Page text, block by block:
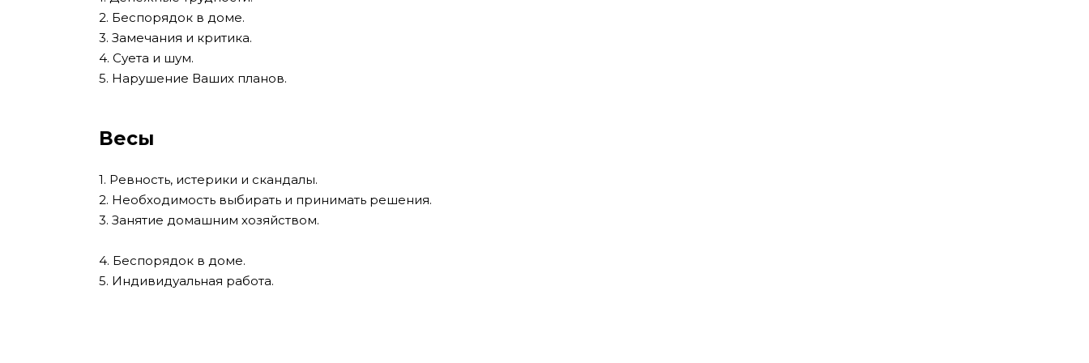
2. Беспорядок в доме.
3. Замечания и критика.
4. Суета и шум.
5. Нарушение Ваших планов.
Весы
1. Ревность, истерики и скандалы.
2. Необходимость выбирать и принимать решения.
3. Занятие домашним хозяйством.
4. Беспорядок в доме.
5. Индивидуальная работа.